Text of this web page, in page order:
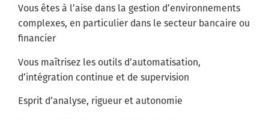
Vous êtes à l’aise dans la gestion d’environnements
complexes, en particulier dans le secteur bancaire ou
financier
Vous maîtrisez les outils d’automatisation,
d’intégration continue et de supervision
Esprit d’analyse, rigueur et autonomie